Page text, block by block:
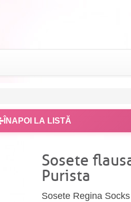
ÎNAPOI LA LISTĂ
Sosete
Purista
Sosete Regina